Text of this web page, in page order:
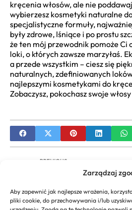
Zarządzaj
Aby zapewnić jak najlepsze wrażenia,
pliki cookie, do przechowywania i/lub
kręcenia włosów, ale nie
wybierzesz kosmetyki naturalne
specjalistyczne formuły,
były zdrowe, lśniące i po prostu
że ten mój przewodnik pomoże Ci
loki, o których zawsze marzyłaś.
a przede wszystkim – ciesz się
naturalnych, zdefiniowanych
najlepszymi kosmetykami do
Zobaczysz, pokochasz swoje
PREVIOUS
Jak Powiedzieć Godzinę
Przewodnik i Lekcja